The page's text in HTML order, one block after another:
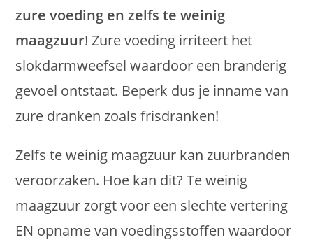
zure voeding en zelfs te weinig
maagzuur! Zure voeding irriteert het
slokdarmweefsel waardoor een branderig
gevoel ontstaat. Beperk dus je inname van
zure dranken zoals frisdranken!
Zelfs te weinig maagzuur kan zuurbranden
veroorzaken. Hoe kan dit? Te weinig
maagzuur zorgt voor een slechte vertering
EN opname van voedingsstoffen waardoor